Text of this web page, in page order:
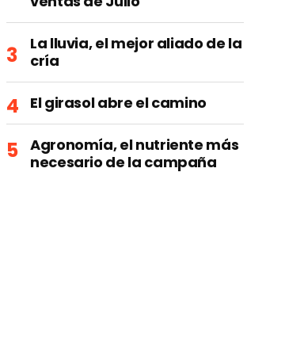
La lluvia, el mejor aliado de la
cría
El girasol abre el camino
Agronomía, el nutriente más
necesario de la campaña